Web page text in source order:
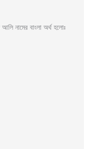
নামের বাংলা অর্থ হলোঃ